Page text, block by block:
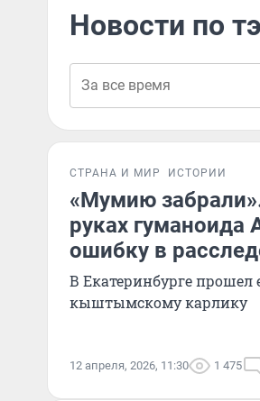
Новости по
СТРАНА И МИР ИСТОРИИ
«Мумию
руках гуманоида
ошибку в
В Екатеринбурге
кыштымскому карлику
12 апреля, 2026, 11:30 1 475